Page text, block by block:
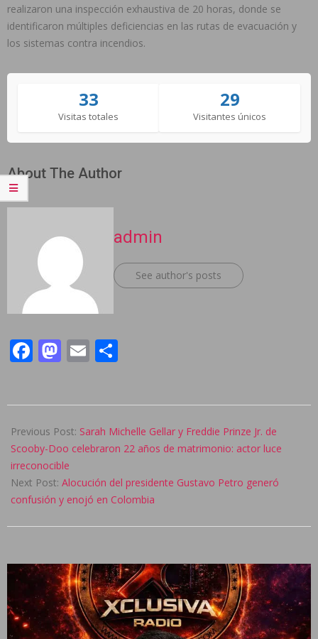
realizaron una inspección exhaustiva de 20 horas, donde se
identificaron múltiples deficiencias en las rutas de evacuación y
los sistemas contra incendios.
33
Visitas totales
29
Visitantes únicos
About The Author
admin
See author's posts
Facebook
Mastodon
Email
09-
04
Previous Post: Sarah Michelle Gellar y Freddie Prinze Jr. de
Scooby-Doo celebraron 22 años de matrimonio: actor luce
irreconocible
Next Post: Alocución del presidente Gustavo Petro generó
confusión y enojó en Colombia